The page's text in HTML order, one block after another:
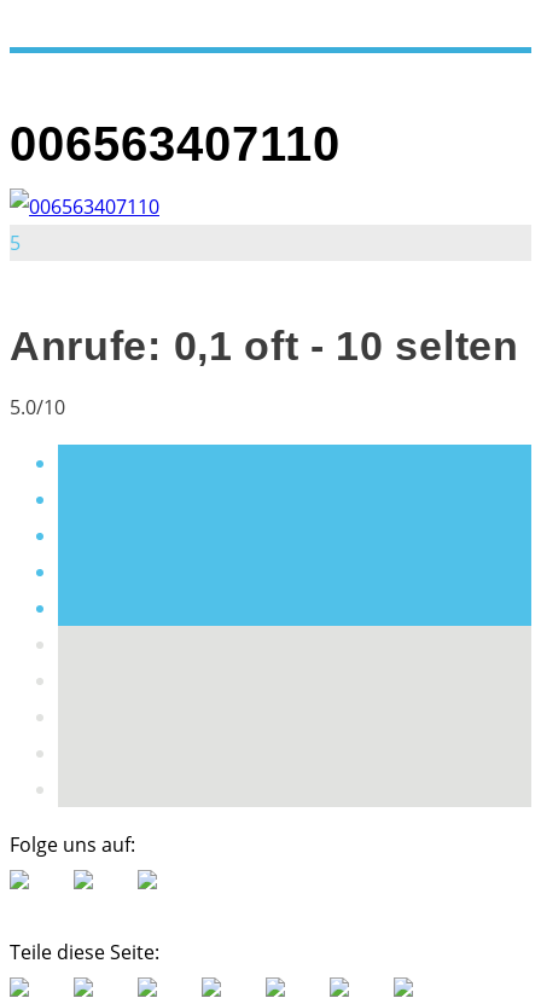
006563407110
5
Anrufe: 0,1 oft - 10 selten
5.0/10
Folge uns auf:
Teile diese Seite: